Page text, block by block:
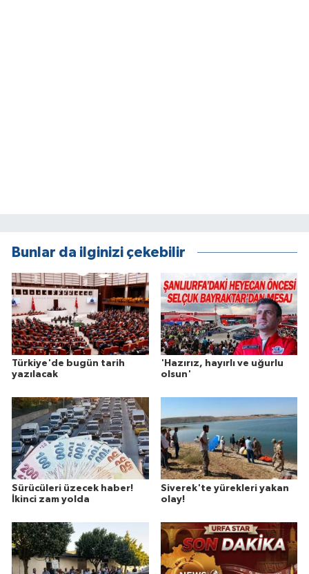
Bunlar da ilginizi çekebilir
Türkiye'de bugün tarih
yazılacak
'Hazırız, hayırlı ve uğurlu
olsun'
Sürücüleri üzecek haber!
İkinci zam yolda
Siverek'te yürekleri yakan
olay!